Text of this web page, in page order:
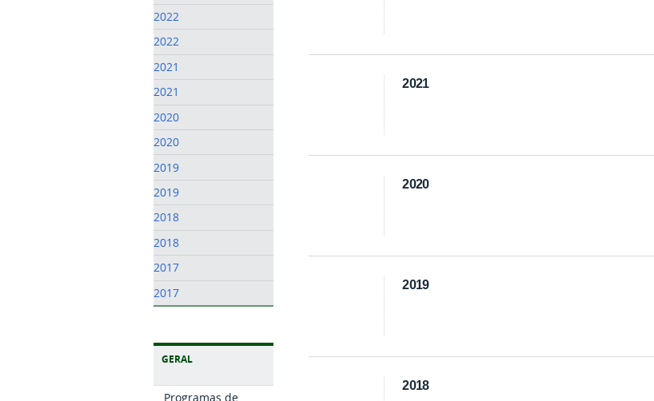
2022
2022
2021
2021
2020
2020
2019
2019
2018
2018
2017
2017
GERAL
Programas de
2021
2020
2019
2018